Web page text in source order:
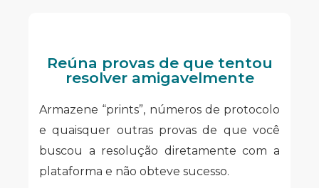
Reúna provas de que tentou
resolver amigavelmente
Armazene “prints”, números de protocolo
e quaisquer outras provas de que você
buscou a resolução diretamente com a
plataforma e não obteve sucesso.